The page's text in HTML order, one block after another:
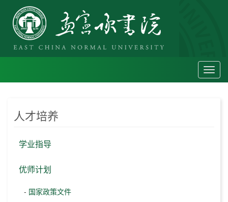
人才培养
学业指导
优师计划
- 国家政策文件